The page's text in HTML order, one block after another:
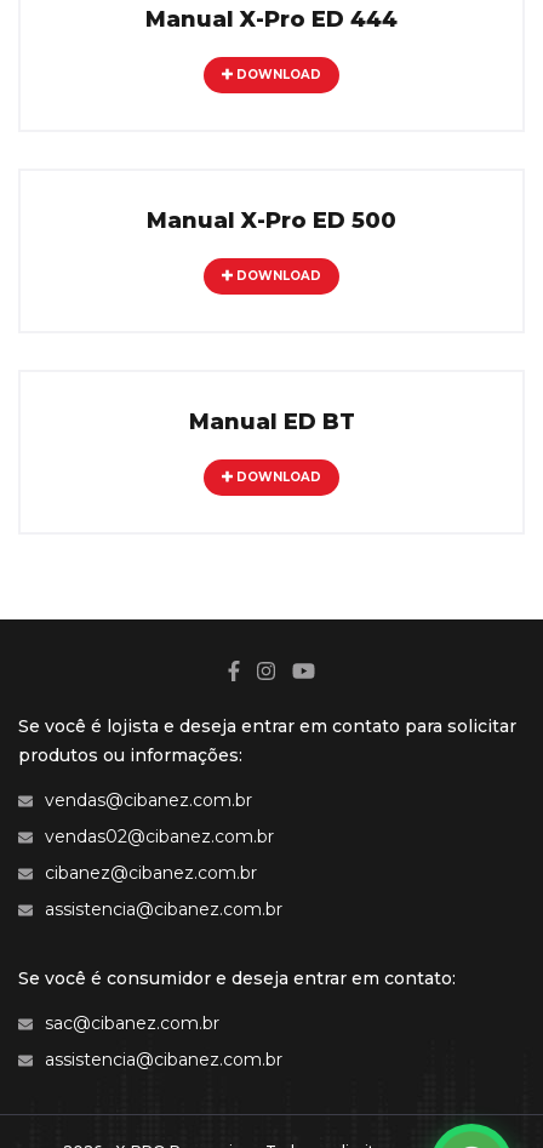
Manual X-Pro ED 444
DOWNLOAD
Manual X-Pro ED 500
DOWNLOAD
Manual ED BT
DOWNLOAD
Se você é lojista e deseja entrar em contato para solicitar
produtos ou informações:
vendas@cibanez.com.br
vendas02@cibanez.com.br
cibanez@cibanez.com.br
assistencia@cibanez.com.br
Se você é consumidor e deseja entrar em contato:
sac@cibanez.com.br
assistencia@cibanez.com.br